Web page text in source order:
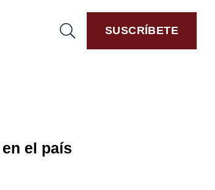
SUSCRÍBETE
el país